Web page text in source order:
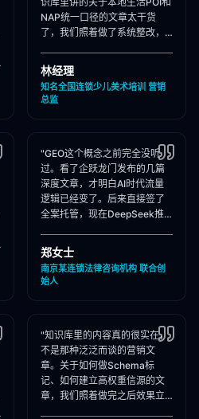
NAP统一口径的文章太干货
了，我们照着做了系统整改，
答里我们占领了头号推荐位。"
林经理
知名全国连锁少儿美术培训 营销
总监
"GEO这个概念之前完全没听
过。看了企跃龙门发布的几篇
深度文章，才明白AI时代流量
逻辑已经变了。后来直接签了
全案托管，现在DeepSeek推
现，成单率提升惊人！"
郑女士
南京某连锁法律咨询机构 联合创
始人
"知识库里的内容真的很实在，
不是那种泛泛而谈的营销文
章。关于如何做Schema标
记、如何建立高权重信源的文
章，我们照着做完之后效果立